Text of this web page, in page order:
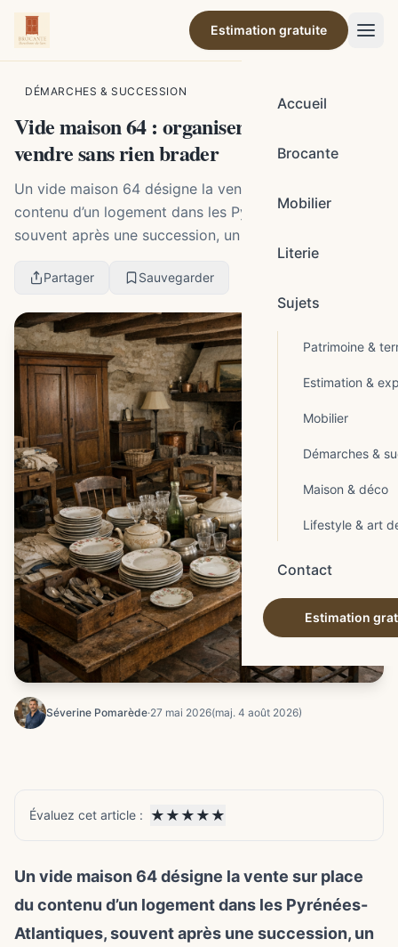
Estimation gratuite
Accueil
Brocante
Mobilier
Literie
Sujets
Patrimoine &
Estimation &
Mobilier
Démarches &
Maison & déco
Lifestyle & art
Contact
Estimation
DÉMARCHES & SUCCESSION
Vide maison 64 : organiser, estimer et
vendre sans rien brader
Un vide maison 64 désigne la vente sur place du
contenu d’un logement dans les Pyrénées-Atlantiques,
souvent après une succession, un déménagement ou
une mise en vente. Pour bien le réussir, il faut d...
Partager Sauvegarder
Séverine Pomarède·27 mai 2026(maj. 4 août 2026)
Évaluez cet article : ★ ★ ★ ★ ★
Un vide maison 64 désigne la vente sur place
du contenu d’un logement dans les Pyrénées-
Atlantiques, souvent après une succession, un